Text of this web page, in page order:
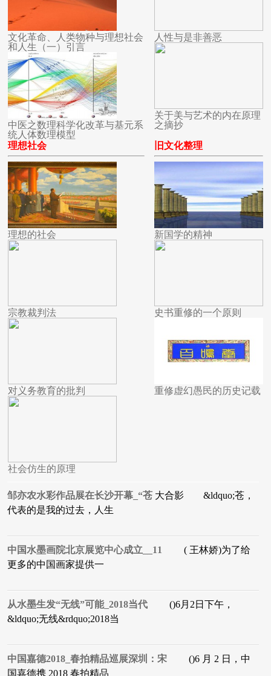
文化革命、人类物种与理想社会
和人生（一）引言
中医之数理科学化改革与基元系
统人体数理模型
人性与是非善恶
关于美与艺术的内在原理
之摘抄
理想社会
理想的社会
宗教裁判法
对义务教育的批判
社会仿生的原理
旧文化整理
新国学的精神
史书重修的一个原则
重修虚幻愚民的历史记载
邹亦农水彩作品展在长沙开幕_“苍 大合影 &ldquo;苍，
代表的是我的过去，人生
中国水墨画院北京展览中心成立__11
( 王林娇)为了给
更多的中国画家提供一
从水墨生发“无线”可能_2018当代 ()6月2日下午，
&ldquo;无线&rdquo;2018当
中国嘉德2018_春拍精品巡展深圳：宋 ()6 月 2 日，中
国嘉德携 2018 春拍精品